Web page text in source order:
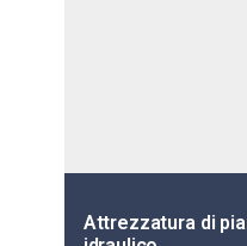
Attrezzatura di